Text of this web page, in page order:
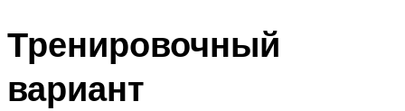
Тренировочный
вариант